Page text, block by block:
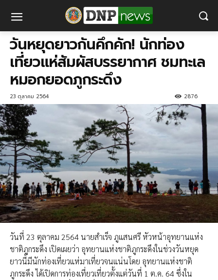
วันหยุดยาวกันคึกคัก! นักท่อง
เที่ยวแห่สัมผัสบรรยากาศ ชมทะเล
หมอกยอดภูกระดึง
23 ตุลาคม 2564 2876
วันที่ 23 ตุลาคม 2564 นายสำเร็จ ภูแสนศรี หัวหน้าอุทยานแห่ง
ชาติภูกระดึง เปิดเผยว่า อุทยานแห่งชาติภูกระดึงในช่วงวันหยุด
ยาวนี้มีนักท่องเที่ยวแห่มาเที่ยวจนแน่นโดย อุทยานแห่งชาติ
ภูกระดึง ได้เปิดการท่องเที่ยวเที่ยวตั้งแต่วันที่ 1 ต.ค. 64 ซึ่งใน